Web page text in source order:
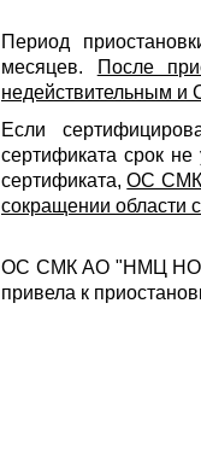
Период
месяцев.
После
недействительным и
Если
сертификата срок
сертификата,ОС СМК
сокращении области
ОС СМК АО "НМЦ
привела к